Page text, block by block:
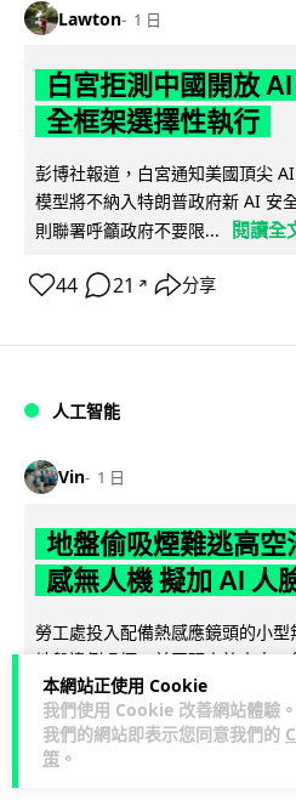
本網站正使用 Cookie
我們使用 Cookie 改善網站體驗
我們的網站即表示您同意我們的
策 。
Lawton 1 日
白宮拒測中國開放
全框架選擇性執行
彭博社報道，白宮通知美國頂尖
模型將不納入特朗普政府新 AI 安
則聯署呼籲政府不要限...
閱讀全
44 21 ↗ 分享
人工智能
Vin 1 日
地盤偷吸煙難逃高空
感無人機 擬加 AI 人
勞工處投入配備熱感應鏡頭的小
地盤違例吸煙，並正研究於未來一
分析功能，結合三大技術進一...
246 57 ↗ 分享